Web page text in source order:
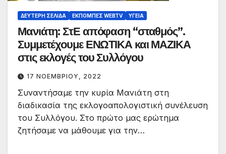
ΔΕΎΤΕΡΗ ΣΕΛΊΔΑ ΕΚΠΟΜΠΈΣ WEBTV ΥΓΕΊΑ
Μανιάτη: ΣτΕ απόφαση “σταθμός”.
Συμμετέχουμε ΕΝΩΤΙΚΑ και ΜΑΖΙΚΑ
στις εκλογές του Συλλόγου
17 ΝΟΕΜΒΡΊΟΥ, 2022
Συναντήσαμε την κυρία Μανιάτη στη
διαδικασία της εκλογοαπολογιστική συνέλευση
του Συλλόγου. Στο πρώτο μας ερώτημα
ζητήσαμε να μάθουμε για την…